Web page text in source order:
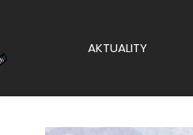
AKTUALITY